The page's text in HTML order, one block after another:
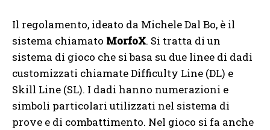
Il regolamento, ideato da Michele Dal Bo, è il
sistema chiamato MorfoX. Si tratta di un
sistema di gioco che si basa su due linee di dadi
customizzati chiamate Difficulty Line (DL) e
Skill Line (SL). I dadi hanno numerazioni e
simboli particolari utilizzati nel sistema di
prove e di combattimento. Nel gioco si fa anche